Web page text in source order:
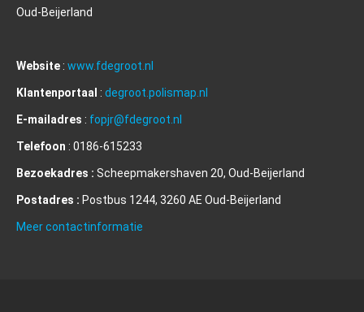
Oud-Beijerland
Website : www.fdegroot.nl
Klantenportaal : degroot.polismap.nl
E-mailadres : fopjr@fdegroot.nl
Telefoon : 0186-615233
Bezoekadres : Scheepmakershaven 20, Oud-Beijerland
Postadres : Postbus 1244, 3260 AE Oud-Beijerland
Meer contactinformatie